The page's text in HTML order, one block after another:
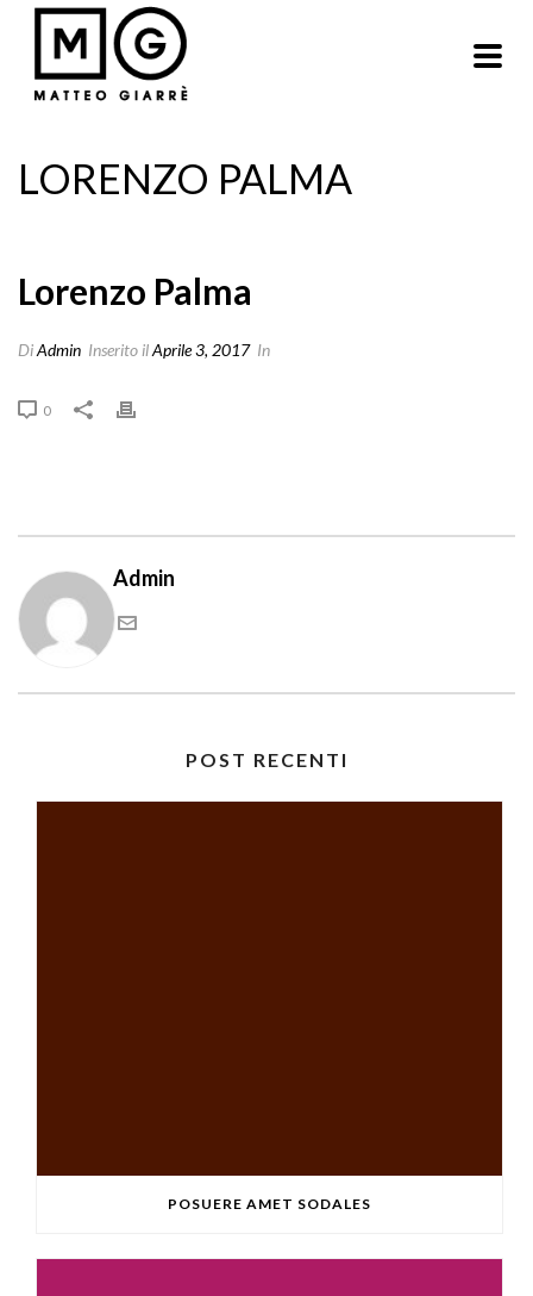
LORENZO PALMA
Lorenzo Palma
DiAdmin Inserito ilAprile 3, 2017 In
0
Admin
POST RECENTI
POSUERE AMET SODALES